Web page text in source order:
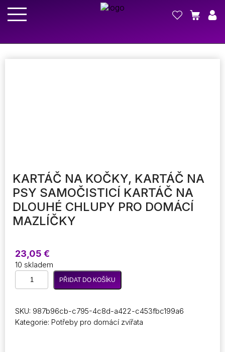
KARTÁČ NA KOČKY, KARTÁČ NA
PSY SAMOČISTICÍ KARTÁČ NA
DLOUHÉ CHLUPY PRO DOMÁCÍ
MAZLÍČKY
23,05 €
10 skladem
Kartáč
na
na
psy
PŘIDAT DO KOŠÍKU
SKU: 987b96cb-c795-4c8d-a422-c453fbc199a6
Kategorie: Potřeby pro domácí zvířata